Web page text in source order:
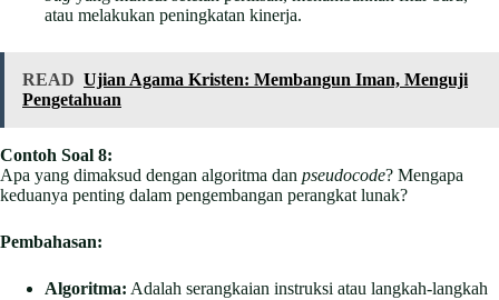
atau melakukan peningkatan kinerja.
READ Ujian Agama Kristen: Membangun Iman, Menguji
Pengetahuan
Contoh Soal 8:
Apa yang dimaksud dengan algoritma dan pseudocode? Mengapa
keduanya penting dalam pengembangan perangkat lunak?
Pembahasan:
Algoritma: Adalah serangkaian instruksi atau langkah-langkah